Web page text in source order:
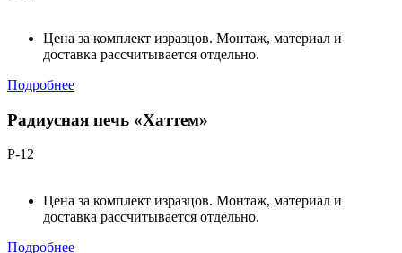
Цена за комплект изразцов. Монтаж, материал и
доставка рассчитывается отдельно.
Подробнее
Радиусная печь «Хаттем»
Р-12
Цена за комплект изразцов. Монтаж, материал и
доставка рассчитывается отдельно.
Подробнее